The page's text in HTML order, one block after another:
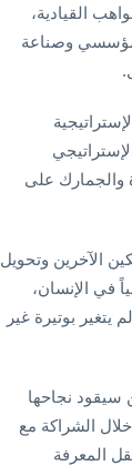
القيادية،
وصناعة
الاستثمارات الإستراتيجية
والجمارك على
الآخرين وتحويل
استثماراً استراتيجياً في الإنسان،
يتغير بوتيرة غير
سيقود نجاحها
الشراكة مع
المعرفة